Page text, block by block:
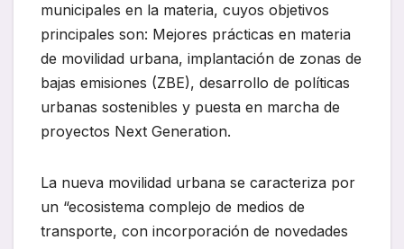
municipales en la materia, cuyos objetivos
principales son: Mejores prácticas en materia
de movilidad urbana, implantación de zonas de
bajas emisiones (ZBE), desarrollo de políticas
urbanas sostenibles y puesta en marcha de
proyectos Next Generation.
La nueva movilidad urbana se ca­racteriza por
un “ecosistema complejo de medios de
transporte, con incorporación de novedades